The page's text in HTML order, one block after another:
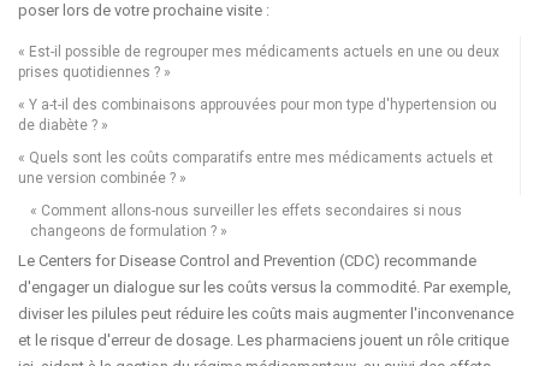
poser lors de votre prochaine visite :
« Est-il possible de regrouper mes médicaments actuels en une ou deux
prises quotidiennes ? »
« Y a-t-il des combinaisons approuvées pour mon type d'hypertension ou
de diabète ? »
« Quels sont les coûts comparatifs entre mes médicaments actuels et
une version combinée ? »
« Comment allons-nous surveiller les effets secondaires si nous
changeons de formulation ? »
Le Centers for Disease Control and Prevention (CDC) recommande
d'engager un dialogue sur les coûts versus la commodité. Par exemple,
diviser les pilules peut réduire les coûts mais augmenter l'inconvenance
et le risque d'erreur de dosage. Les pharmaciens jouent un rôle critique